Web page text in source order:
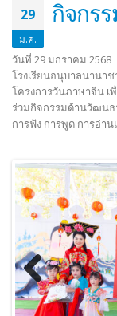
29
ม.ค.
กิจกร
วันที่ 29 มกราคม 2568
โรงเรียนอนุบาลนานา
โครงการวันภาษาจีน เ
ร่วมกิจกรรมด้านวัฒนธ
การฟัง การพูด การอ่า
Previous